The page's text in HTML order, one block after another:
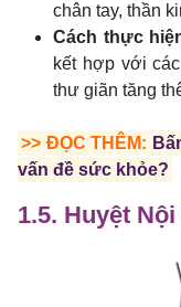
chân tay, thần
Cách thực
kết hợp với
thư giãn tăng
>> ĐỌC THÊM:
vấn đề sức khỏe?
1.5. Huyệt